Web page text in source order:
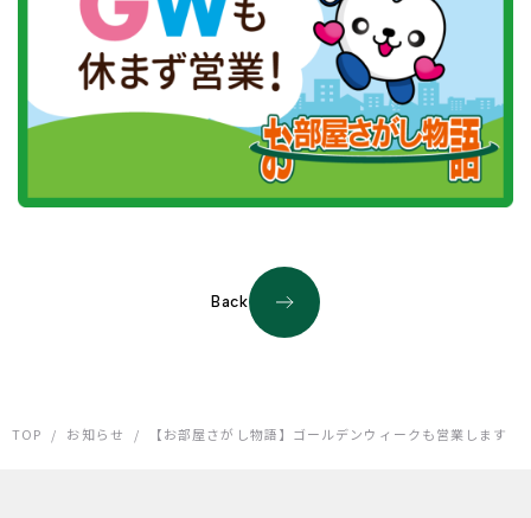
Back
TOP / お知らせ / 【お部屋さがし物語】ゴールデンウィークも営業します